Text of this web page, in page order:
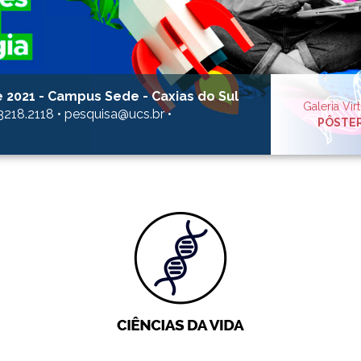
- Campus Sede - Caxias do Sul
• pesquisa@ucs.br •
Galeria